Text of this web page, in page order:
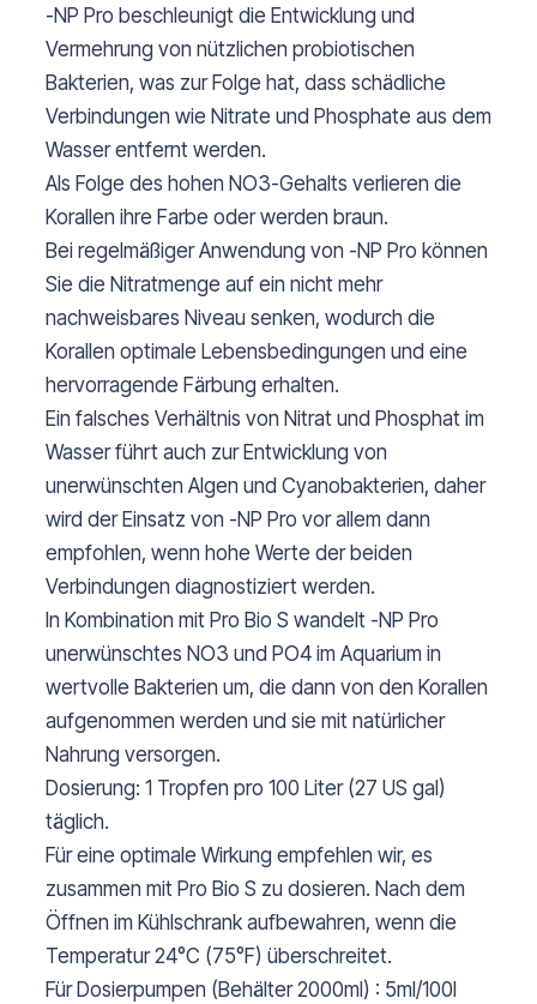
-NP Pro beschleunigt die Entwicklung und
Vermehrung von nützlichen probiotischen
Bakterien, was zur Folge hat, dass schädliche
Verbindungen wie Nitrate und Phosphate aus dem
Wasser entfernt werden.
Als Folge des hohen NO3-Gehalts verlieren die
Korallen ihre Farbe oder werden braun.
Bei regelmäßiger Anwendung von -NP Pro können
Sie die Nitratmenge auf ein nicht mehr
nachweisbares Niveau senken, wodurch die
Korallen optimale Lebensbedingungen und eine
hervorragende Färbung erhalten.
Ein falsches Verhältnis von Nitrat und Phosphat im
Wasser führt auch zur Entwicklung von
unerwünschten Algen und Cyanobakterien, daher
wird der Einsatz von -NP Pro vor allem dann
empfohlen, wenn hohe Werte der beiden
Verbindungen diagnostiziert werden.
In Kombination mit Pro Bio S wandelt -NP Pro
unerwünschtes NO3 und PO4 im Aquarium in
wertvolle Bakterien um, die dann von den Korallen
aufgenommen werden und sie mit natürlicher
Nahrung versorgen.
Dosierung: 1 Tropfen pro 100 Liter (27 US gal)
täglich.
Für eine optimale Wirkung empfehlen wir, es
zusammen mit Pro Bio S zu dosieren. Nach dem
Öffnen im Kühlschrank aufbewahren, wenn die
Temperatur 24°C (75°F) überschreitet.
Für Dosierpumpen (Behälter 2000ml) : 5ml/100l